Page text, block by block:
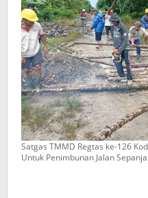
Satgas TMMD Regtas ke-126
Untuk Penimbunan Jalan